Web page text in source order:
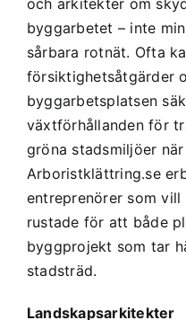
byggarbetet – inte
sårbara rotnät. Ofta
försiktighetsåtgärder
byggarbetsplatsen
växtförhållanden för
gröna stadsmiljöer
Arboristklättring.se
entreprenörer som
rustade för att både
byggprojekt som tar
stadsträd.
Landskapsarkitekter